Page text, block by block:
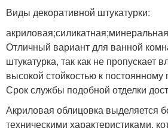
Виды декоративной штукатурки:
Отличный вариант для ванной
штукатурка, так как не пропускает
высокой стойкостью к
Срок службы подобной отделки
Акриловая облицовка выделяется
техническими характеристиками,